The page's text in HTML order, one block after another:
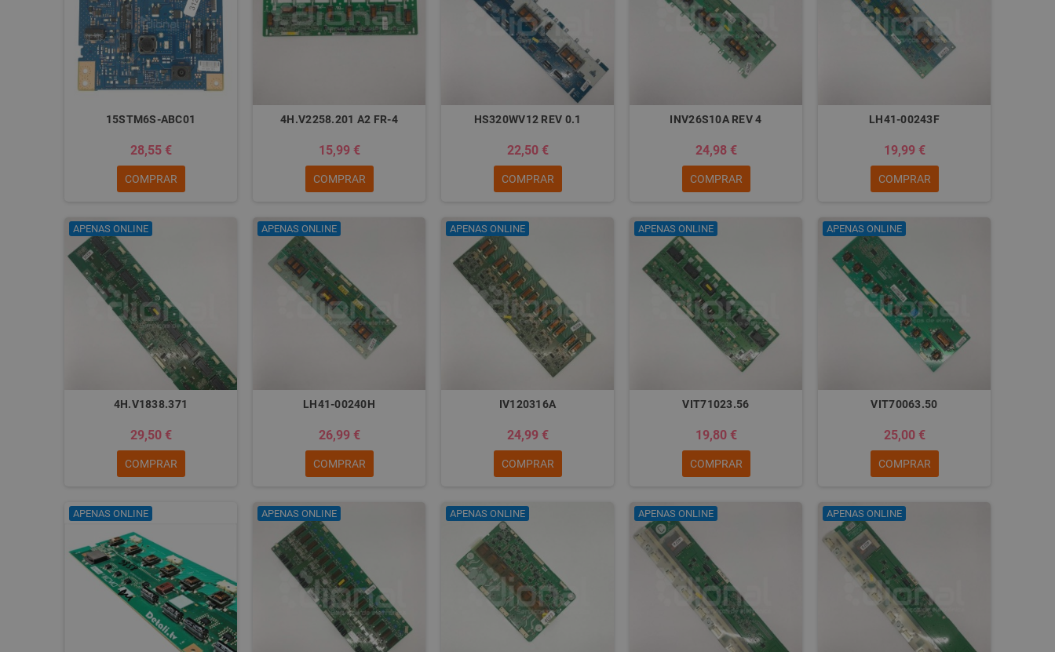
15STM6S-ABC01
28,55 €
COMPRAR
4H.V2258.201 A2 FR-4
15,99 €
COMPRAR
HS320WV12 REV 0.1
22,50 €
COMPRAR
INV26S10A REV 4
24,98 €
COMPRAR
LH41-00243F
19,99 €
COMPRAR
APENAS ONLINE
4H.V1838.371
29,50 €
COMPRAR
APENAS ONLINE
LH41-00240H
26,99 €
COMPRAR
APENAS ONLINE
IV120316A
24,99 €
COMPRAR
APENAS ONLINE
VIT71023.56
19,80 €
COMPRAR
APENAS ONLINE
VIT70063.50
25,00 €
COMPRAR
APENAS ONLINE APENAS ONLINE APENAS ONLINE APENAS ONLINE APENAS ONLINE